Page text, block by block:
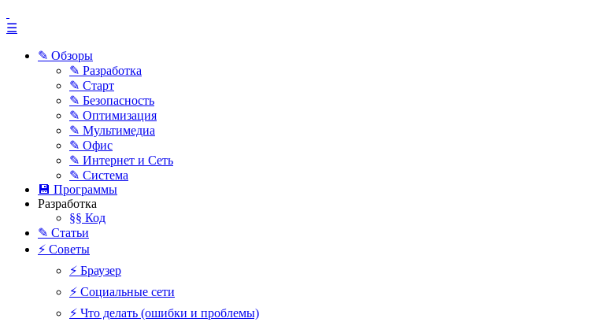
☰
✎ Обзоры
✎ Разработка
✎ Старт
✎ Безопасность
✎ Оптимизация
✎ Мультимедиа
✎ Офис
✎ Интернет и Сеть
✎ Система
💾 Программы
Разработка
§§ Код
✎ Статьи
⚡ Советы
⚡ Браузер
⚡ Социальные сети
⚡ Что делать (ошибки и проблемы)